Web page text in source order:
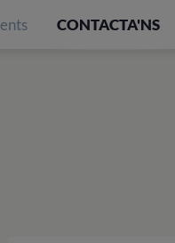
CONTACTA'NS